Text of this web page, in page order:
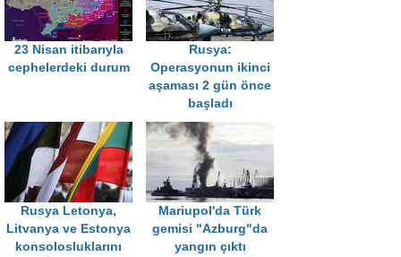
23 Nisan itibarıyla
cephelerdeki durum
Rusya:
Operasyonun ikinci
aşaması 2 gün önce
başladı
Rusya Letonya,
Litvanya ve Estonya
konsolosluklarını
Mariupol'da Türk
gemisi "Azburg"da
yangın çıktı